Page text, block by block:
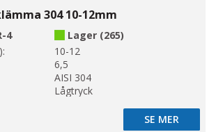
304 10-12mm
4
Lager (265)
10-12
6,5
AISI 304
Lågtryck
SE MER
SE MER